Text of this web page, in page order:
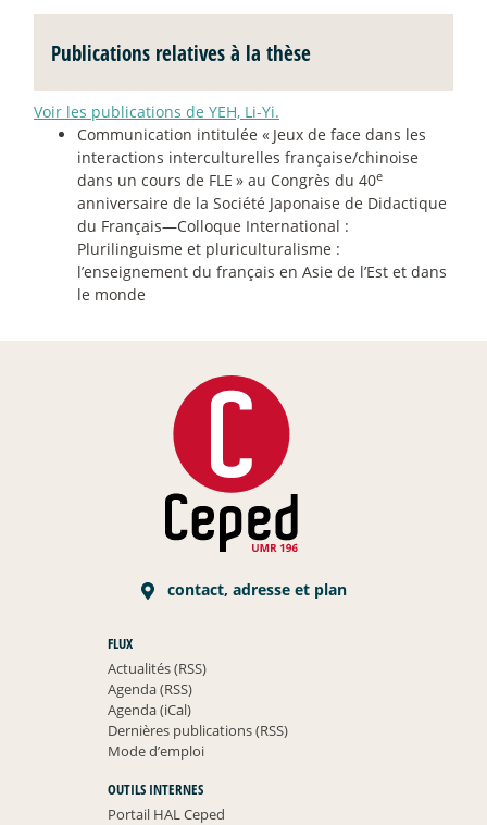
Publications relatives à la thèse
Voir les publications de YEH, Li-Yi.
Communication intitulée « Jeux de face dans les
interactions interculturelles française/chinoise
dans un cours de FLE » au Congrès du 40e
anniversaire de la Société Japonaise de Didactique
du Français—Colloque International :
Plurilinguisme et pluriculturalisme :
l’enseignement du français en Asie de l’Est et dans
le monde
contact, adresse et plan
FLUX
Actualités (RSS)
Agenda (RSS)
Agenda (iCal)
Dernières publications (RSS)
Mode d’emploi
OUTILS INTERNES
Portail HAL Ceped